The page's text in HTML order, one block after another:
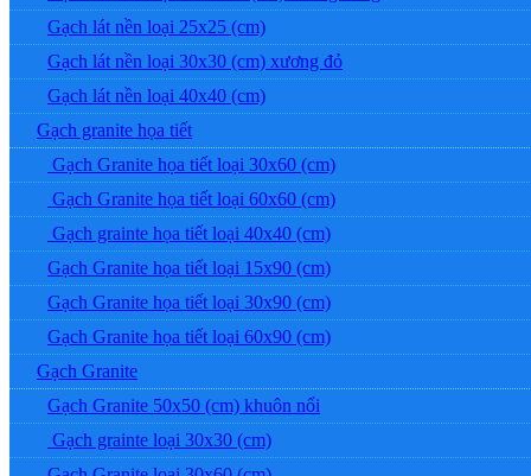
Gạch lát nền loại 25x25 (cm)
Gạch lát nền loại 30x30 (cm) xương đỏ
Gạch lát nền loại 40x40 (cm)
Gạch granite họa tiết
Gạch Granite họa tiết loại 30x60 (cm)
Gạch Granite họa tiết loại 60x60 (cm)
Gạch grainte họa tiết loại 40x40 (cm)
Gạch Granite họa tiết loại 15x90 (cm)
Gạch Granite họa tiết loại 30x90 (cm)
Gạch Granite họa tiết loại 60x90 (cm)
Gạch Granite
Gạch Granite 50x50 (cm) khuôn nổi
Gạch grainte loại 30x30 (cm)